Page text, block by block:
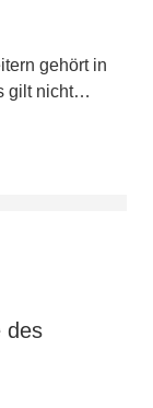
gehört in
gilt nicht…
des